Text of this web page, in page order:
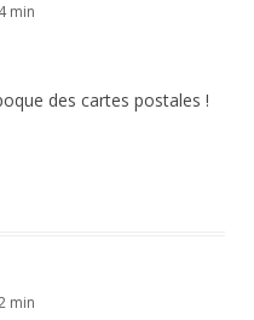
min
des cartes postales !
min